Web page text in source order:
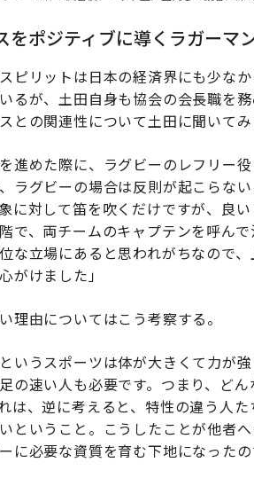
をポジティブに導くラガーマ
ピリットは日本の経済界にも少な
るが、土田自身も協会の会長職を
との関連性について土田に聞いて
を進めた際に、ラグビーのレフリー
ラグビーの場合は反則が起こらな
に対して笛を吹くだけですが、良
で、両チームのキャプテンを呼ん
な立場にあると思われがちなので
がけました」
理由についてはこう考察する。
というスポーツは体が大きくて力が
の速い人も必要です。つまり、ど
は、逆に考えると、特性の違う人
ということ。こうしたことが他者
に必要な資質を育む下地になったの